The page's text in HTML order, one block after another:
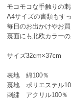
モコモコな手触りの
A4サイズの書類もす
毎日のお出かけやお
裏面にも北欧カラー
サイズ32cm×37cm
表地 綿100％
裏地 ポリエステル
刺繍 アクリル100％